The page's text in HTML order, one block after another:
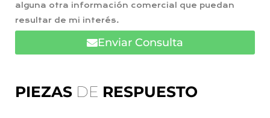
PIEZAS DE RESPUESTO
alguna otra información comercial que puedan
resultar de mi interés.
Enviar Consulta